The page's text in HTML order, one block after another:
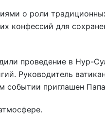
о роли
конфессий для
проведение в Нур-
Руководитель
событии приглашен